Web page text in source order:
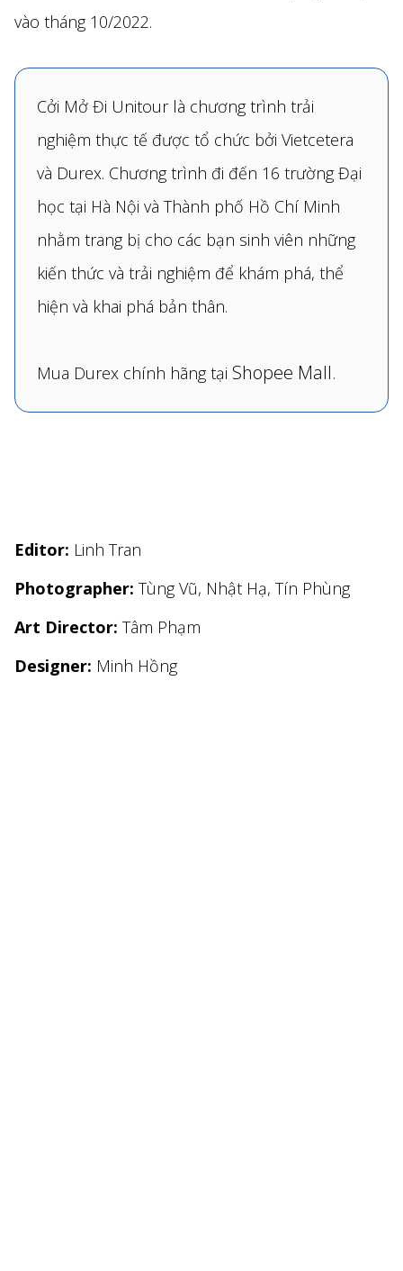
vào tháng 10/2022.
Cởi Mở Đi Unitour là chương trình trải
nghiệm thực tế được tổ chức bởi Vietcetera
và Durex. Chương trình đi đến 16 trường Đại
học tại Hà Nội và Thành phố Hồ Chí Minh
nhằm trang bị cho các bạn sinh viên những
kiến thức và trải nghiệm để khám phá, thể
hiện và khai phá bản thân.
Mua Durex chính hãng tại Shopee Mall.
Editor: Linh Tran
Photographer: Tùng Vũ, Nhật Hạ, Tín Phùng
Art Director: Tâm Phạm
Designer: Minh Hồng